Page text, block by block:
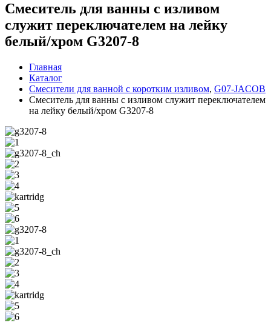
Смеситель для ванны с изливом
служит переключателем на лейку
белый/хром G3207-8
Главная
Каталог
Смесители для ванной с коротким изливом, G07-JACOB
Смеситель для ванны с изливом служит переключателем
на лейку белый/хром G3207-8